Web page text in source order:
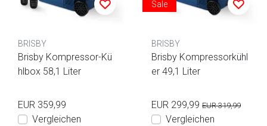
BRISBY
Brisby Kompressor-Kü
hlbox 58,1 Liter
EUR 359,99
Vergleichen
Sale
BRISBY
Brisby Kompressorkühl
er 49,1 Liter
EUR 299,99 EUR 319,99
Vergleichen